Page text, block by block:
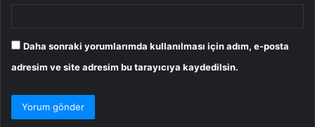
Daha sonraki yorumlarımda kullanılması için adım, e-posta
adresim ve site adresim bu tarayıcıya kaydedilsin.